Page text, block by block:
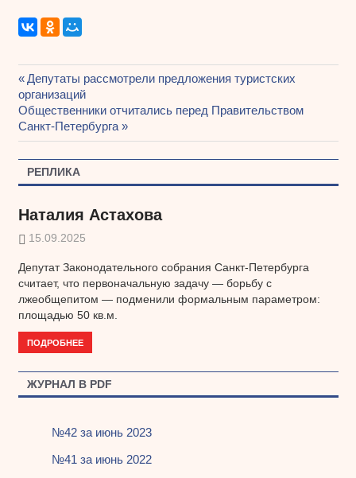
Навигация
по
записям
Предыдущая
запись:
Депутаты рассмотрели предложения туристских
организаций
Следующая
запись:
Общественники отчитались перед Правительством
Санкт-Петербурга
РЕПЛИКА
Наталия Астахова
15.09.2025
Депутат Законодательного собрания Санкт-Петербурга
считает, что первоначальную задачу — борьбу с
лжеобщепитом — подменили формальным параметром:
площадью 50 кв.м.
ПОДРОБНЕЕ
ЖУРНАЛ В PDF
№42 за июнь 2023
№41 за июнь 2022